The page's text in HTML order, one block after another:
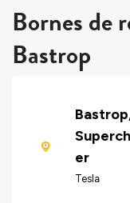
Bornes de
Bastrop
er
Tesla